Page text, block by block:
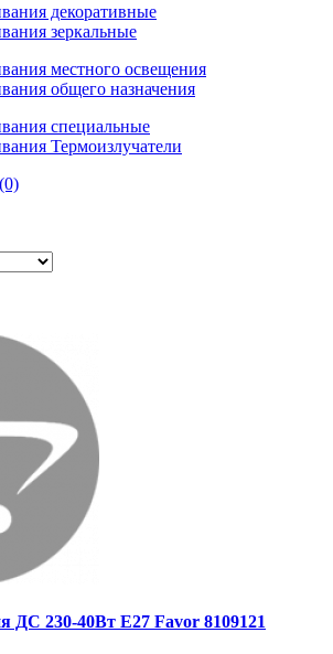
декоративные
зеркальные
местного освещения
общего назначения
специальные
Термоизлучатели
ДС 230-40Вт E27 Favor 8109121